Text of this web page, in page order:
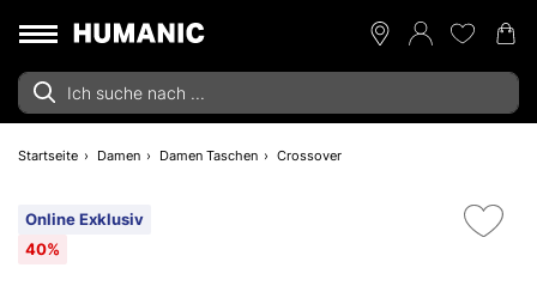
Startseite Damen Damen Taschen Crossover
Online Exklusiv
40%